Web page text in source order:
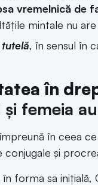
vremelnică de
mintale nu
tutelă, în sensul în
în
femeia
în ceea
și
forma sa